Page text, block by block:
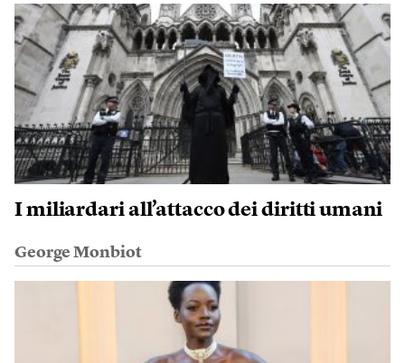
I miliardari all’attacco dei diritti umani
George Monbiot